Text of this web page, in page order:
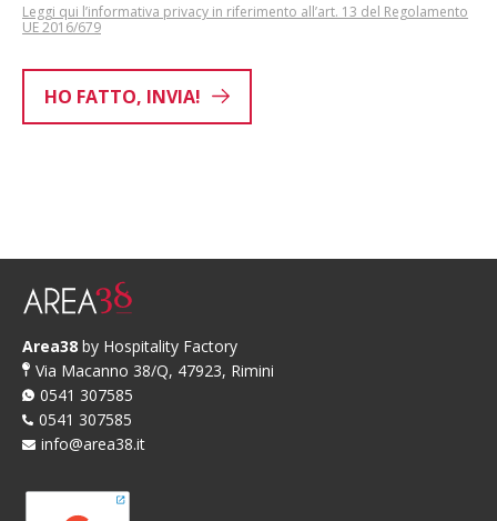
Leggi qui l’informativa privacy in riferimento all’art. 13 del Regolamento
UE 2016/679
HO FATTO, INVIA!
Area38 by Hospitality Factory
Via Macanno 38/Q, 47923, Rimini
0541 307585
0541 307585
info@area38.it